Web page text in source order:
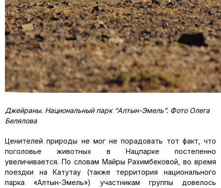
Джейраны. Национальный парк “Алтын-Эмель”. Фото Олега
Белялова
Ценителей природы не мог не порадовать тот факт, что
поголовье животных в Нацпарке постепенно
увеличивается. По словам Майры Рахимбековой, во время
поездки на Катутау (также территория национального
парка «Алтын-Эмель») участникам группы довелось